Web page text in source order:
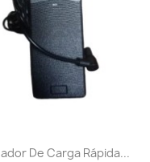
Vista rápida
De Carga Rápida...